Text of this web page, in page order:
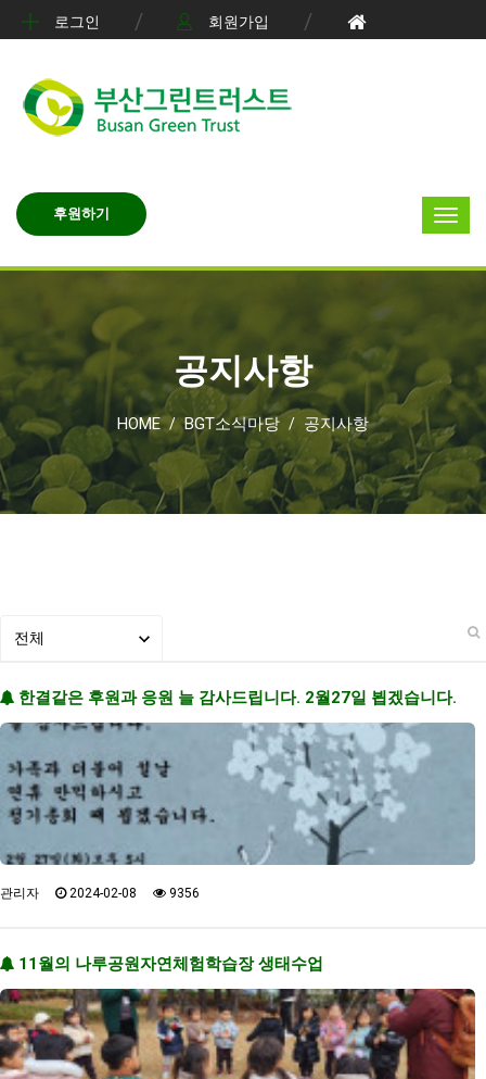
로그인 회원가입
후원하기
공지사항
HOME / BGT소식마당 / 공지사항
한결같은 후원과 응원 늘 감사드립니다. 2월27일 뵙겠습니다.
관리자 2024-02-08 9356
11월의 나루공원자연체험학습장 생태수업